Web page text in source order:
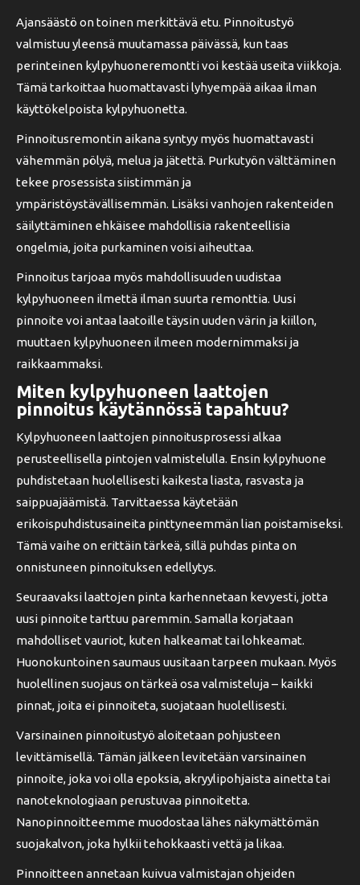
Ajansäästö on toinen merkittävä etu. Pinnoitustyö
valmistuu yleensä muutamassa päivässä, kun taas
perinteinen kylpyhuoneremontti voi kestää useita viikkoja.
Tämä tarkoittaa huomattavasti lyhyempää aikaa ilman
käyttökelpoista kylpyhuonetta.
Pinnoitusremontin aikana syntyy myös huomattavasti
vähemmän pölyä, melua ja jätettä. Purkutyön välttäminen
tekee prosessista siistimmän ja
ympäristöystävällisemmän. Lisäksi vanhojen rakenteiden
säilyttäminen ehkäisee mahdollisia rakenteellisia
ongelmia, joita purkaminen voisi aiheuttaa.
Pinnoitus tarjoaa myös mahdollisuuden uudistaa
kylpyhuoneen ilmettä ilman suurta remonttia. Uusi
pinnoite voi antaa laatoille täysin uuden värin ja kiillon,
muuttaen kylpyhuoneen ilmeen modernimmaksi ja
raikkaammaksi.
Miten kylpyhuoneen laattojen
pinnoitus käytännössä tapahtuu?
Kylpyhuoneen laattojen pinnoitusprosessi alkaa
perusteellisella pintojen valmistelulla. Ensin kylpyhuone
puhdistetaan huolellisesti kaikesta liasta, rasvasta ja
saippuajäämistä. Tarvittaessa käytetään
erikoispuhdistusaineita pinttyneemmän lian poistamiseksi.
Tämä vaihe on erittäin tärkeä, sillä puhdas pinta on
onnistuneen pinnoituksen edellytys.
Seuraavaksi laattojen pinta karhennetaan kevyesti, jotta
uusi pinnoite tarttuu paremmin. Samalla korjataan
mahdolliset vauriot, kuten halkeamat tai lohkeamat.
Huonokuntoinen saumaus uusitaan tarpeen mukaan. Myös
huolellinen suojaus on tärkeä osa valmisteluja – kaikki
pinnat, joita ei pinnoiteta, suojataan huolellisesti.
Varsinainen pinnoitustyö aloitetaan pohjusteen
levittämisellä. Tämän jälkeen levitetään varsinainen
pinnoite, joka voi olla epoksia, akryylipohjaista ainetta tai
nanoteknologiaan perustuvaa pinnoitetta.
Nanopinnoitteemme muodostaa lähes näkymättömän
suojakalvon, joka hylkii tehokkaasti vettä ja likaa.
Pinnoitteen annetaan kuivua valmistajan ohjeiden